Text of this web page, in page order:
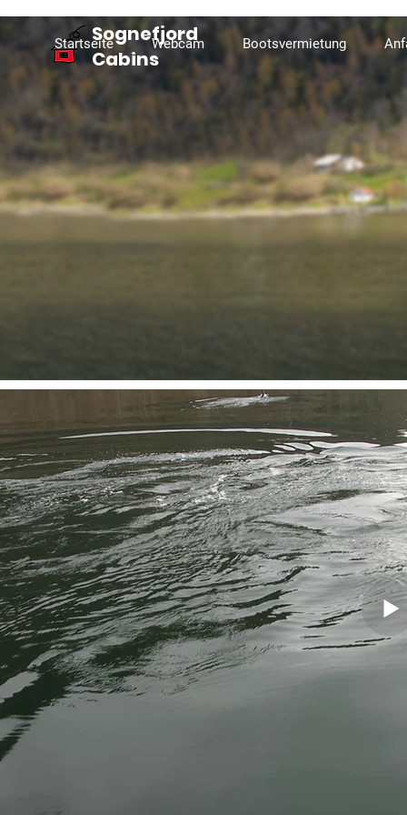
Sognefjord
Cabins
Startseite Webcam Bootsvermietung